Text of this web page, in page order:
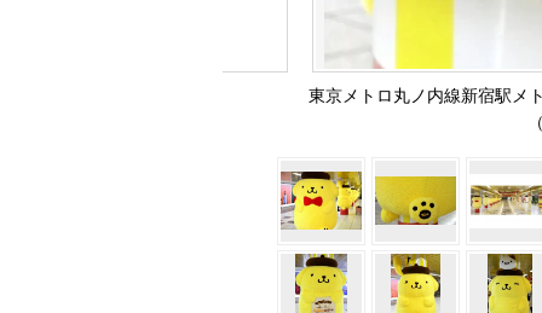
東京メトロ丸ノ内線新宿駅メ